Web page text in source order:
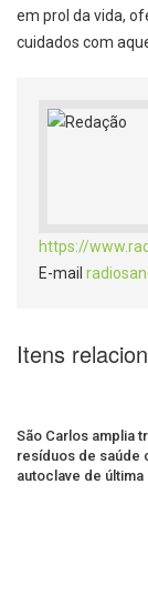
em prol da vida,
cuidados com
https://
E-mail
Itens
São Carlos amplia
resíduos de saúde
autoclave de